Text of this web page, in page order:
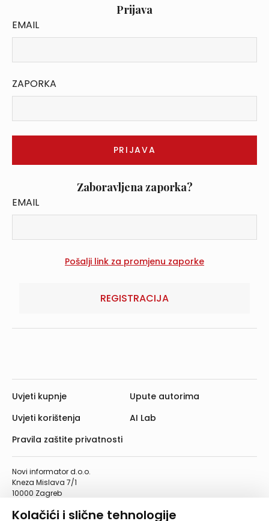
Kolačići i slične tehnologije
Prijava
EMAIL
ZAPORKA
Zaboravljena zaporka?
EMAIL
REGISTRACIJA
Novi informator d.o.o.
Kneza Mislava 7/1
10000 Zagreb
Telefaks: 01/4612-553
Uvjeti kupnje
Uvjeti korištenja
Pravila zaštite privatnosti
Upute autorima
AI Lab